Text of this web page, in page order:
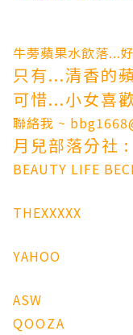
牛蒡蘋果水飲落...
只有...清香的
可惜...小女喜
聯絡我 ~
月兒部落分社 :
BEAUTY LIFE
THEXXXXX
YAHOO
ASW
QOOZA